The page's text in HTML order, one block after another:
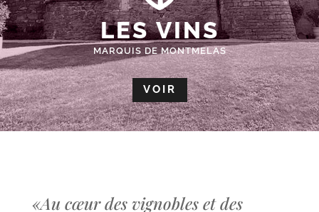
LES VINS
MARQUIS DE MONTMELAS
VOIR
«Au cœur des vignobles et des